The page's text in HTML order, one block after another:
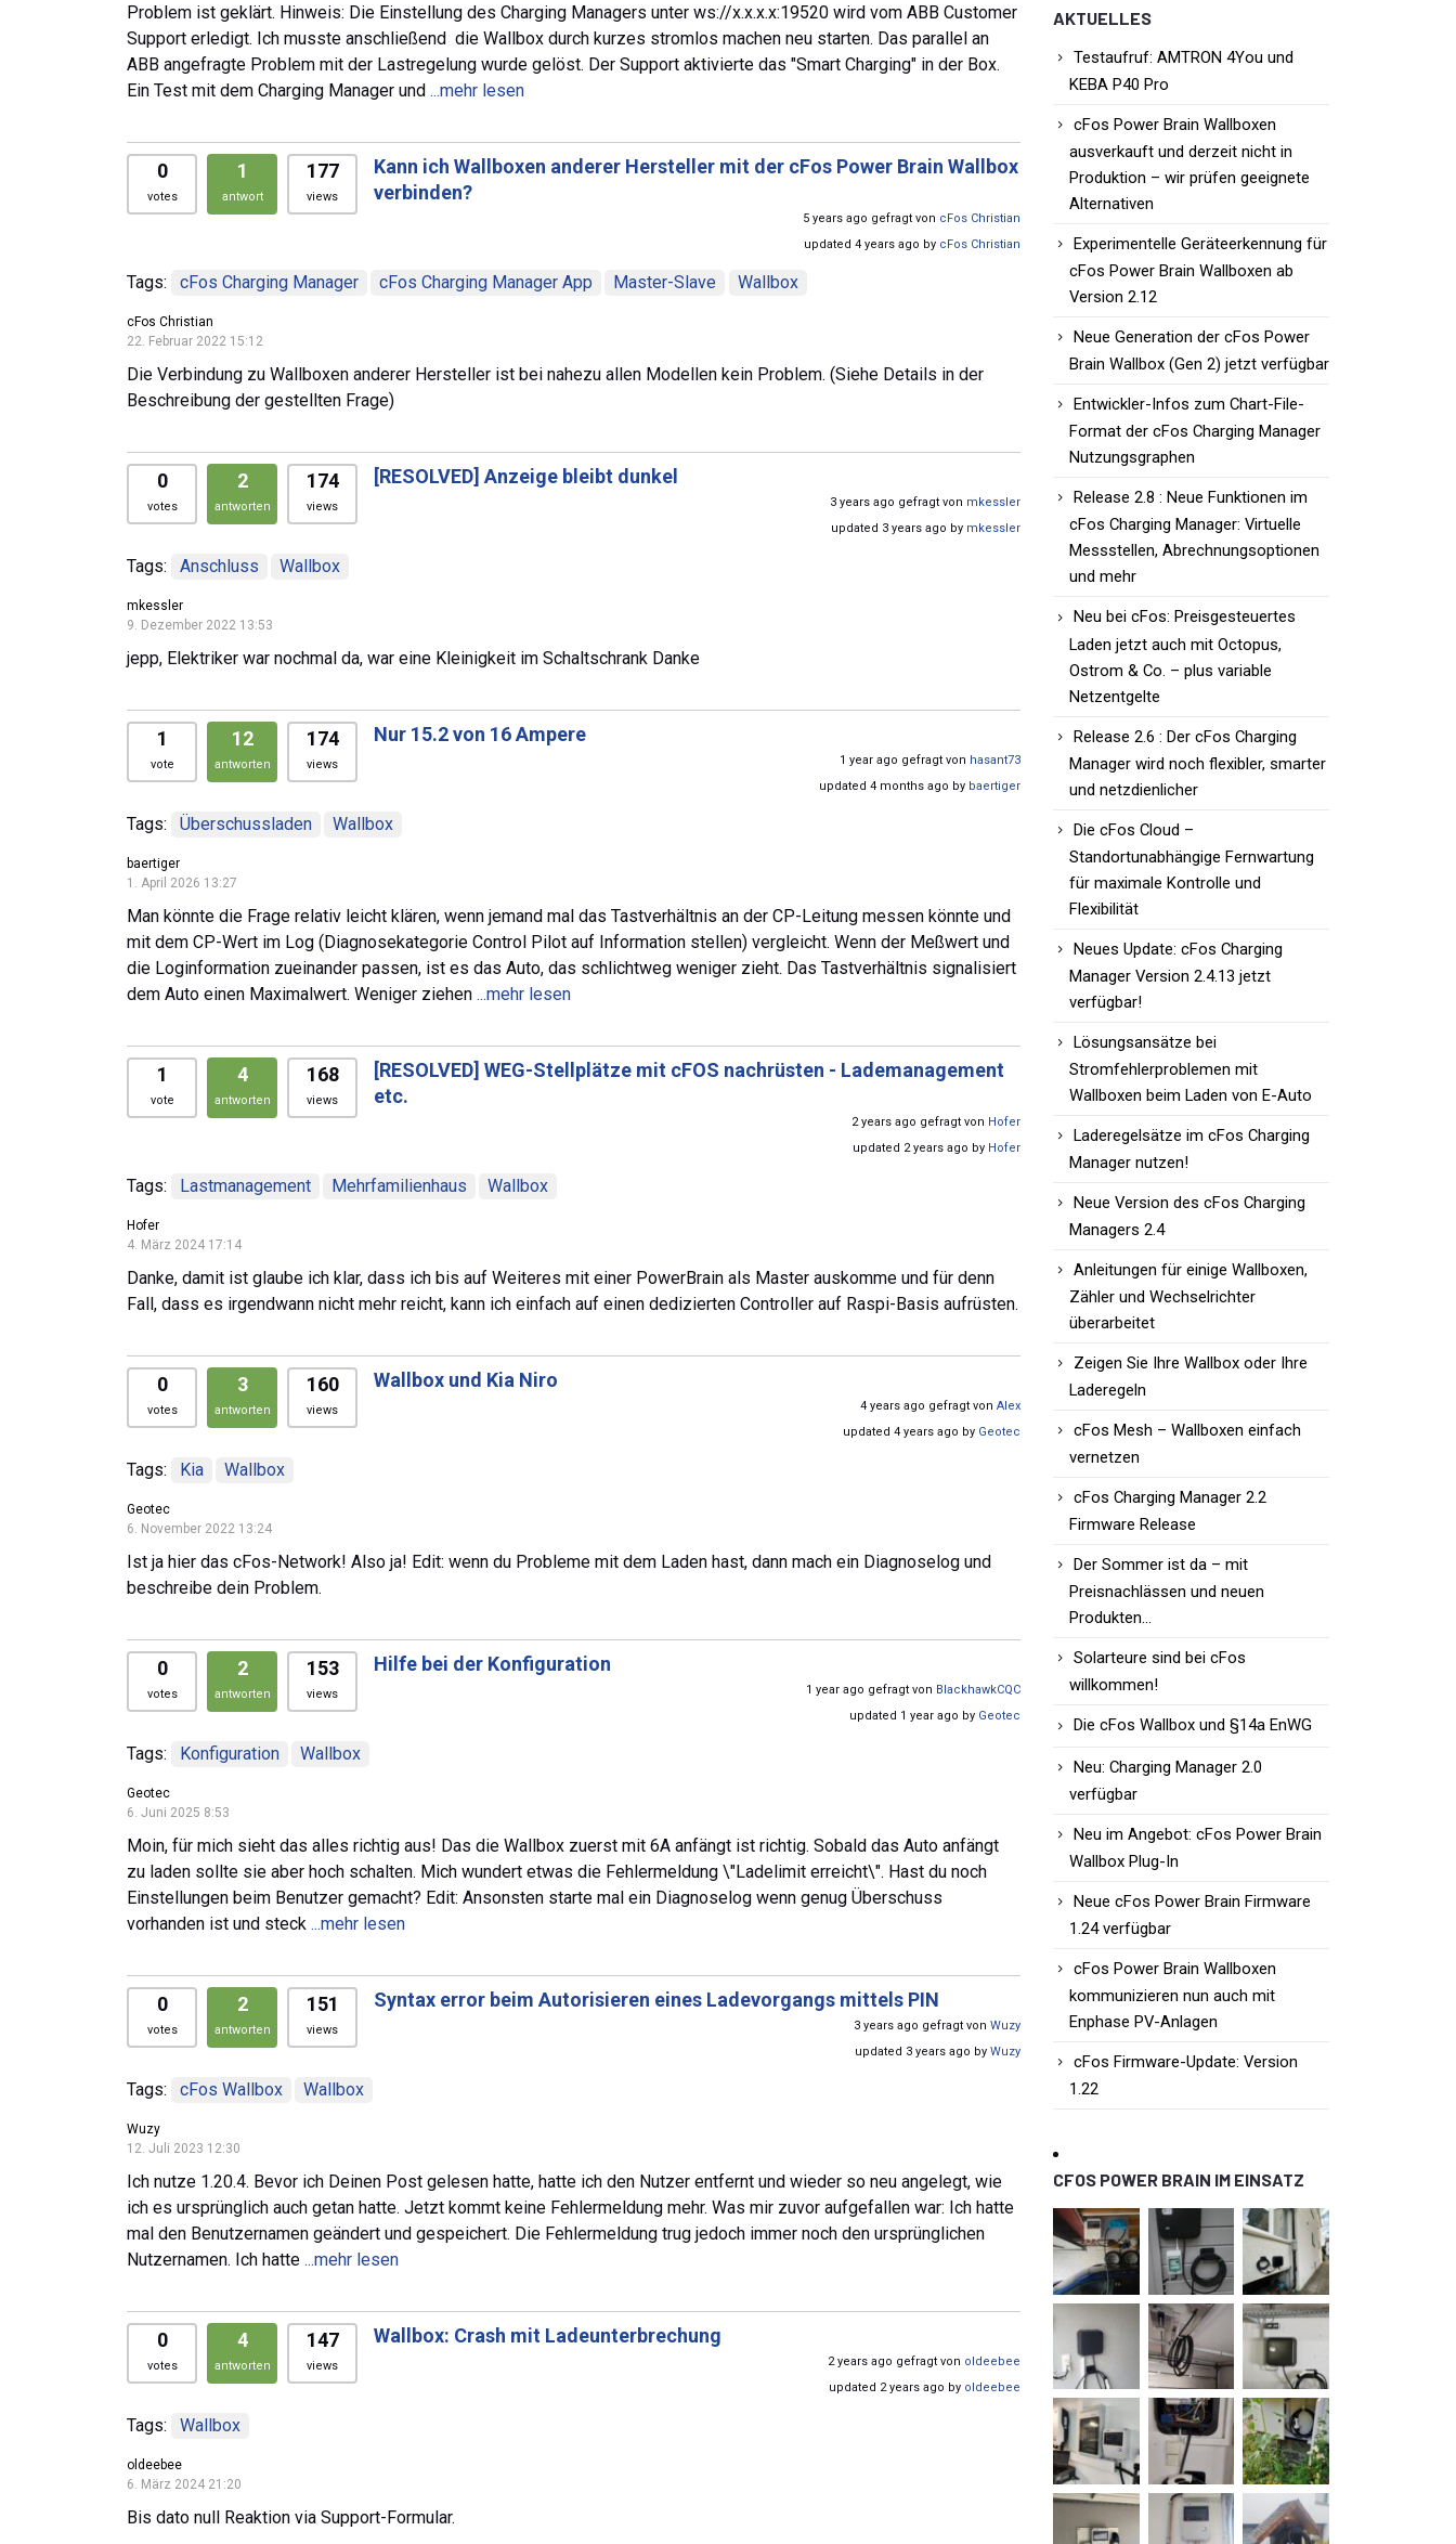
Problem ist geklärt. Hinweis: Die Einstellung des Charging Managers unter ws://x.x.x.x:19520 wird vom ABB Customer
Support erledigt. Ich musste anschließend die Wallbox durch kurzes stromlos machen neu starten. Das parallel an
ABB angefragte Problem mit der Lastregelung wurde gelöst. Der Support aktivierte das "Smart Charging" in der Box.
Ein Test mit dem Charging Manager und ...mehr lesen
0
votes
1
antwort
177
views
Kann ich Wallboxen anderer Hersteller mit der cFos Power Brain Wallbox
verbinden?
5 years ago gefragt von cFos Christian
updated 4 years ago by cFos Christian
Tags: cFos Charging Manager cFos Charging Manager App Master-Slave Wallbox
cFos Christian
22. Februar 2022 15:12
Die Verbindung zu Wallboxen anderer Hersteller ist bei nahezu allen Modellen kein Problem. (Siehe Details in der
Beschreibung der gestellten Frage)
0
votes
2
antworten
174
views
[RESOLVED] Anzeige bleibt dunkel
3 years ago gefragt von mkessler
updated 3 years ago by mkessler
Tags: Anschluss Wallbox
mkessler
9. Dezember 2022 13:53
jepp, Elektriker war nochmal da, war eine Kleinigkeit im Schaltschrank Danke
1
vote
12
antworten
174
views
Nur 15.2 von 16 Ampere
1 year ago gefragt von hasant73
updated 4 months ago by baertiger
Tags: Überschussladen Wallbox
baertiger
1. April 2026 13:27
Man könnte die Frage relativ leicht klären, wenn jemand mal das Tastverhältnis an der CP-Leitung messen könnte und
mit dem CP-Wert im Log (Diagnosekategorie Control Pilot auf Information stellen) vergleicht. Wenn der Meßwert und
die Loginformation zueinander passen, ist es das Auto, das schlichtweg weniger zieht. Das Tastverhältnis signalisiert
dem Auto einen Maximalwert. Weniger ziehen ...mehr lesen
1
vote
4
antworten
168
views
[RESOLVED] WEG-Stellplätze mit cFOS nachrüsten - Lademanagement
etc.
2 years ago gefragt von Hofer
updated 2 years ago by Hofer
Tags: Lastmanagement Mehrfamilienhaus Wallbox
Hofer
4. März 2024 17:14
Danke, damit ist glaube ich klar, dass ich bis auf Weiteres mit einer PowerBrain als Master auskomme und für denn
Fall, dass es irgendwann nicht mehr reicht, kann ich einfach auf einen dedizierten Controller auf Raspi-Basis aufrüsten.
0
votes
3
antworten
160
views
Wallbox und Kia Niro
4 years ago gefragt von Alex
updated 4 years ago by Geotec
Tags: Kia Wallbox
Geotec
6. November 2022 13:24
Ist ja hier das cFos-Network! Also ja! Edit: wenn du Probleme mit dem Laden hast, dann mach ein Diagnoselog und
beschreibe dein Problem.
0
votes
2
antworten
153
views
Hilfe bei der Konfiguration
1 year ago gefragt von BlackhawkCQC
updated 1 year ago by Geotec
Tags: Konfiguration Wallbox
Geotec
6. Juni 2025 8:53
Moin, für mich sieht das alles richtig aus! Das die Wallbox zuerst mit 6A anfängt ist richtig. Sobald das Auto anfängt
zu laden sollte sie aber hoch schalten. Mich wundert etwas die Fehlermeldung \"Ladelimit erreicht\". Hast du noch
Einstellungen beim Benutzer gemacht? Edit: Ansonsten starte mal ein Diagnoselog wenn genug Überschuss
vorhanden ist und steck ...mehr lesen
0
votes
2
antworten
151
views
Syntax error beim Autorisieren eines Ladevorgangs mittels PIN
3 years ago gefragt von Wuzy
updated 3 years ago by Wuzy
Tags: cFos Wallbox Wallbox
Wuzy
12. Juli 2023 12:30
Ich nutze 1.20.4. Bevor ich Deinen Post gelesen hatte, hatte ich den Nutzer entfernt und wieder so neu angelegt, wie
ich es ursprünglich auch getan hatte. Jetzt kommt keine Fehlermeldung mehr. Was mir zuvor aufgefallen war: Ich hatte
mal den Benutzernamen geändert und gespeichert. Die Fehlermeldung trug jedoch immer noch den ursprünglichen
Nutzernamen. Ich hatte ...mehr lesen
0
votes
4
antworten
147
views
Wallbox: Crash mit Ladeunterbrechung
2 years ago gefragt von oldeebee
updated 2 years ago by oldeebee
Tags: Wallbox
oldeebee
6. März 2024 21:20
Bis dato null Reaktion via Support-Formular.
AKTUELLES
Testaufruf: AMTRON 4You und
KEBA P40 Pro
cFos Power Brain Wallboxen
ausverkauft und derzeit nicht in
Produktion – wir prüfen geeignete
Alternativen
Experimentelle Geräteerkennung für
cFos Power Brain Wallboxen ab
Version 2.12
Neue Generation der cFos Power
Brain Wallbox (Gen 2) jetzt verfügbar
Entwickler-Infos zum Chart-File-
Format der cFos Charging Manager
Nutzungsgraphen
Release 2.8 : Neue Funktionen im
cFos Charging Manager: Virtuelle
Messstellen, Abrechnungsoptionen
und mehr
Neu bei cFos: Preisgesteuertes
Laden jetzt auch mit Octopus,
Ostrom & Co. – plus variable
Netzentgelte
Release 2.6 : Der cFos Charging
Manager wird noch flexibler, smarter
und netzdienlicher
Die cFos Cloud –
Standortunabhängige Fernwartung
für maximale Kontrolle und
Flexibilität
Neues Update: cFos Charging
Manager Version 2.4.13 jetzt
verfügbar!
Lösungsansätze bei
Stromfehlerproblemen mit
Wallboxen beim Laden von E-Auto
Laderegelsätze im cFos Charging
Manager nutzen!
Neue Version des cFos Charging
Managers 2.4
Anleitungen für einige Wallboxen,
Zähler und Wechselrichter
überarbeitet
Zeigen Sie Ihre Wallbox oder Ihre
Laderegeln
cFos Mesh – Wallboxen einfach
vernetzen
cFos Charging Manager 2.2
Firmware Release
Der Sommer ist da – mit
Preisnachlässen und neuen
Produkten…
Solarteure sind bei cFos
willkommen!
Die cFos Wallbox und §14a EnWG
Neu: Charging Manager 2.0
verfügbar
Neu im Angebot: cFos Power Brain
Wallbox Plug-In
Neue cFos Power Brain Firmware
1.24 verfügbar
cFos Power Brain Wallboxen
kommunizieren nun auch mit
Enphase PV-Anlagen
cFos Firmware-Update: Version
1.22
CFOS POWER BRAIN IM EINSATZ